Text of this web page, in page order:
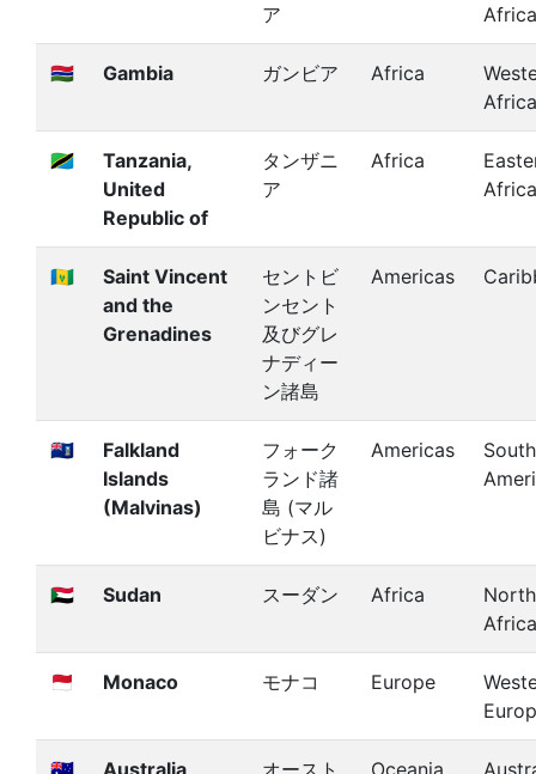
ア
Africa
🇬🇲 Gambia ガンビア Africa
Africa
🇹🇿
Tanzania,
United
Republic of
タンザニ
ア
Africa
Africa
🇻🇨
Saint Vincent
and the
Grenadines
セントビ
ンセント
及びグレ
ナディー
ン諸島
Americas
🇫🇰
Falkland
Islands
(Malvinas)
フォーク
ランド諸
島 (マル
ビナス)
Americas
South
🇸🇩 Sudan スーダン Africa
Africa
🇲🇨 Monaco モナコ Europe